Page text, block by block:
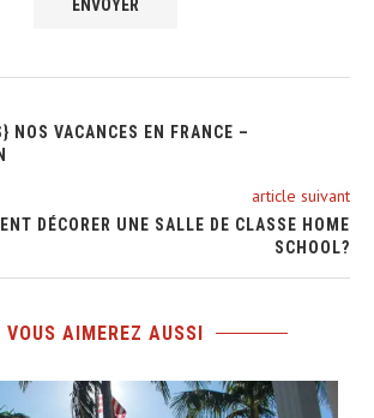
NOS VACANCES EN FRANCE –
article suivant
DÉCORER UNE SALLE DE CLASSE HOME
SCHOOL?
VOUS AIMEREZ AUSSI